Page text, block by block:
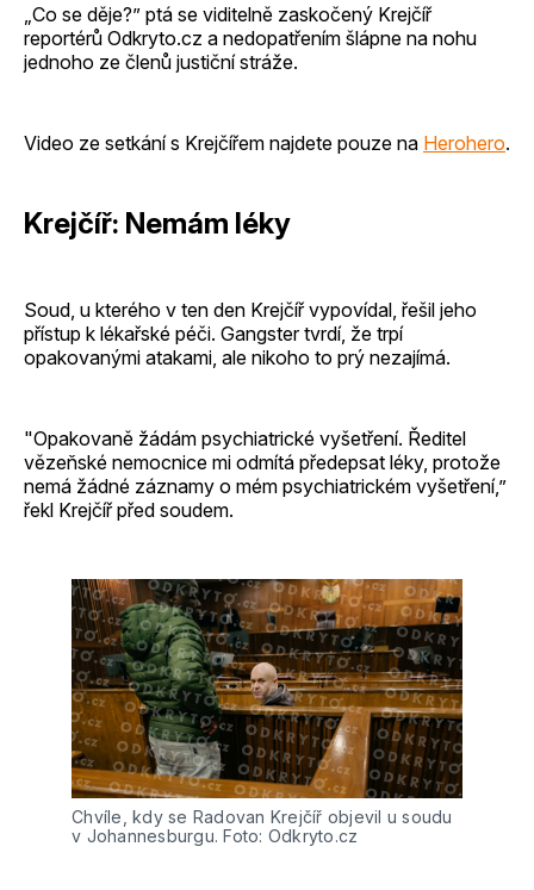
„Co se děje?” ptá se viditelně zaskočený Krejčíř
reportérů Odkryto.cz a nedopatřením šlápne na nohu
jednoho ze členů justiční stráže.
Video ze setkání s Krejčířem najdete pouze na Herohero.
Krejčíř: Nemám léky
Soud, u kterého v ten den Krejčíř vypovídal, řešil jeho
přístup k lékařské péči. Gangster tvrdí, že trpí
opakovanými atakami, ale nikoho to prý nezajímá.
"Opakovaně žádám psychiatrické vyšetření. Ředitel
vězeňské nemocnice mi odmítá předepsat léky, protože
nemá žádné záznamy o mém psychiatrickém vyšetření,”
řekl Krejčíř před soudem.
Chvíle, kdy se Radovan Krejčíř objevil u soudu
v Johannesburgu. Foto: Odkryto.cz